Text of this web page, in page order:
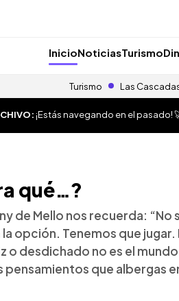
InicioNoticiasTurismo
Turismo Las
¡Estás navegando en el pasado!
qué…?
de Mello nos recuerda:
la opción. Tenemos que
o desdichado no es el
pensamientos que albergas